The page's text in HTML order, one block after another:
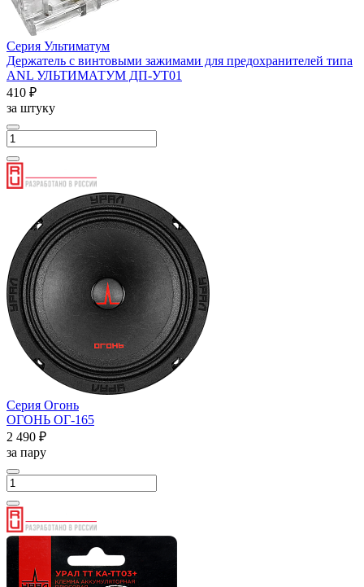
Серия Ультиматум
Держатель с винтовыми зажимами для предохранителей типа
ANL УЛЬТИМАТУМ ДП-УТ01
410 ₽
за штуку
Серия Огонь
ОГОНЬ ОГ-165
2 490 ₽
за пару